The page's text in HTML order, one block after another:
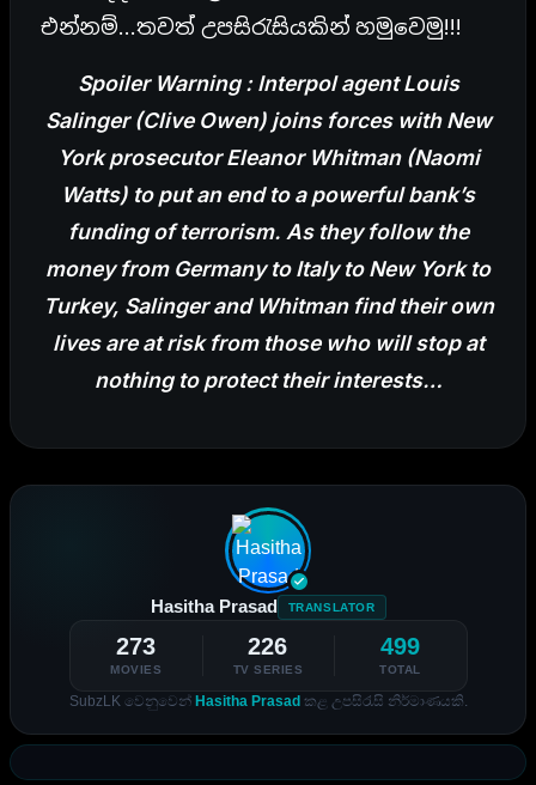
එන්නම්…තවත් උපසිරැසියකින් හමුවෙමු!!!
Spoiler Warning : Interpol agent Louis
Salinger (Clive Owen) joins forces with New
York prosecutor Eleanor Whitman (Naomi
Watts) to put an end to a powerful bank’s
funding of terrorism. As they follow the
money from Germany to Italy to New York to
Turkey, Salinger and Whitman find their own
lives are at risk from those who will stop at
nothing to protect their interests…
Hasitha Prasad TRANSLATOR
273
MOVIES
226
TV SERIES
499
TOTAL
SubzLK වෙනුවෙන් Hasitha Prasad කළ උපසිරැසි නිර්මාණයකි.